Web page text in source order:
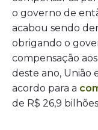
o governo de
acabou sendo
obrigando o
compensação
deste ano, União
acordo para a
de R$ 26,9